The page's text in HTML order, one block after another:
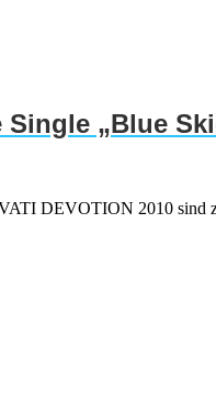
„Blue
DEVOTION 2010 sind